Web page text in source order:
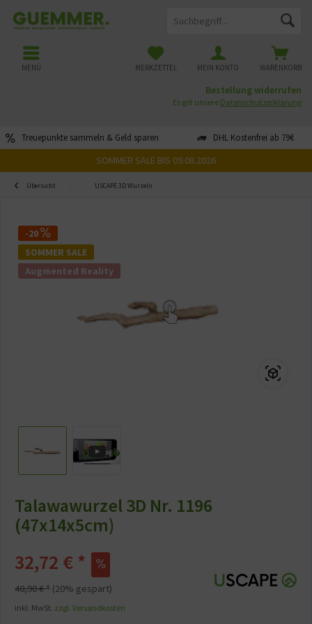
Treuepunkte sammeln & Geld sparen DHL Kostenfrei ab 79€
WARENKORB
MERKZETTEL MEIN KONTO
MENÜ
Bestellung widerrufen
Es gilt unsere Datenschutzerklärung
SOMMER SALE BIS 09.08.2026
Übersicht USCAPE 3D Wurzeln
-20
SOMMER SALE
Augmented Reality
Talawawurzel 3D Nr. 1196
(47x14x5cm)
32,72 € *
40,90 € * (20% gespart)
inkl. MwSt. zzgl. Versandkosten